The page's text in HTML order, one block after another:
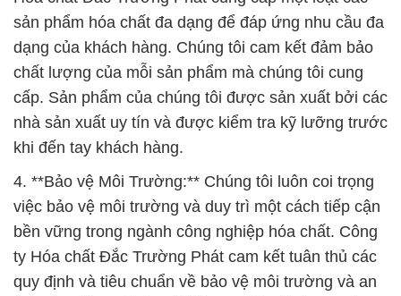
sản phẩm hóa chất đa dạng để đáp ứng nhu cầu đa
dạng của khách hàng. Chúng tôi cam kết đảm bảo
chất lượng của mỗi sản phẩm mà chúng tôi cung
cấp. Sản phẩm của chúng tôi được sản xuất bởi các
nhà sản xuất uy tín và được kiểm tra kỹ lưỡng trước
khi đến tay khách hàng.
4. **Bảo vệ Môi Trường:** Chúng tôi luôn coi trọng
việc bảo vệ môi trường và duy trì một cách tiếp cận
bền vững trong ngành công nghiệp hóa chất. Công
ty Hóa chất Đắc Trường Phát cam kết tuân thủ các
quy định và tiêu chuẩn về bảo vệ môi trường và an